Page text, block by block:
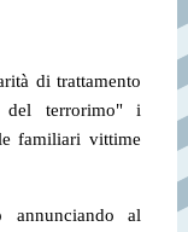
di trattamento
terrorimo" i
familiari vittime
al